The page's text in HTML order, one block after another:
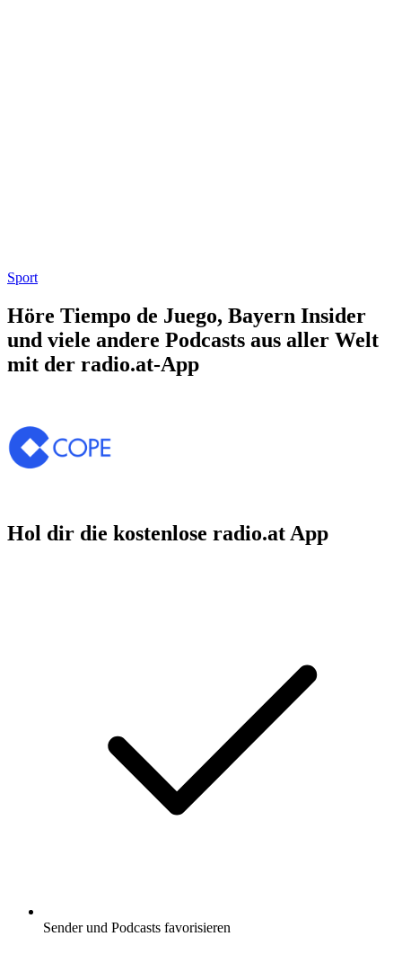
Sport
Höre Tiempo de Juego, Bayern Insider
und viele andere Podcasts aus aller Welt
mit der radio.at-App
Hol dir die kostenlose radio.at App
Sender und Podcasts favorisieren